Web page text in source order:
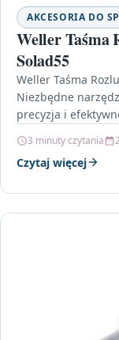
AKCESORIA DO
Weller Taśma
Solad55
Weller Taśma
Niezbędne
precyzja i
3 minuty czytania
Czytaj więcej